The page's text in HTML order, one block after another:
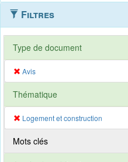
Filtres
Type de document
Avis
Thématique
Logement et construction
Mots clés